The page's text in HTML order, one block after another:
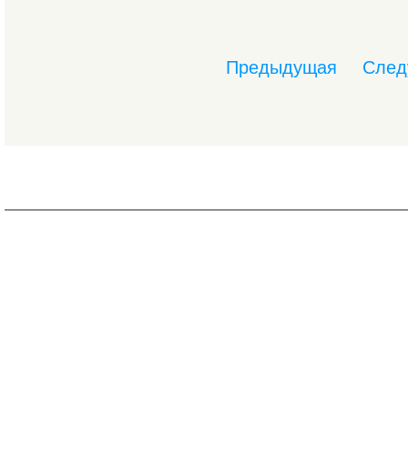
Предыдущая